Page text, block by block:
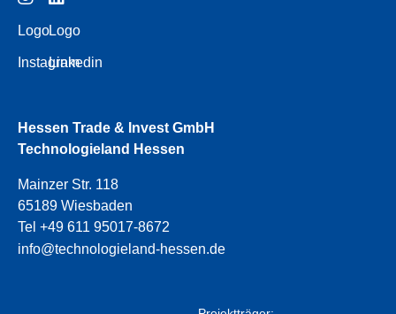
Logo
Instagram
Logo
Linkedin
Hessen Trade & Invest GmbH
Technologieland Hessen
Mainzer Str. 118
65189 Wiesbaden
Tel +49 611 95017-8672
info@technologieland-hessen.de